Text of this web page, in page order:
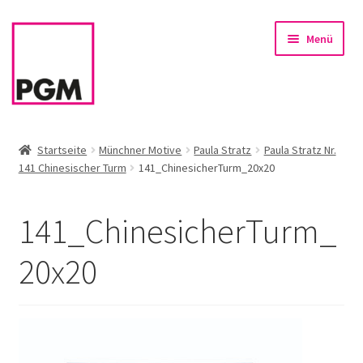
Zur
Zum
Menü
News
Startseite Münchner Motive Paula Stratz
Paula Stratz Nr.
141 Chinesischer Turm
141_ChinesicherTurm_20x20
141_ChinesicherTurm_
20x20